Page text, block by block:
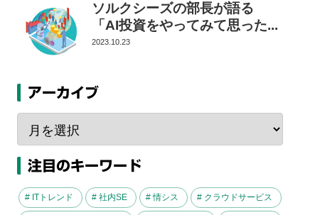
ソルクシーズの部長が語る
「AI投資をやってみて思った...
2023.10.23
アーカイブ
注目のキーワード
# ITトレンド # 社内SE # 情シス # クラウドサービス